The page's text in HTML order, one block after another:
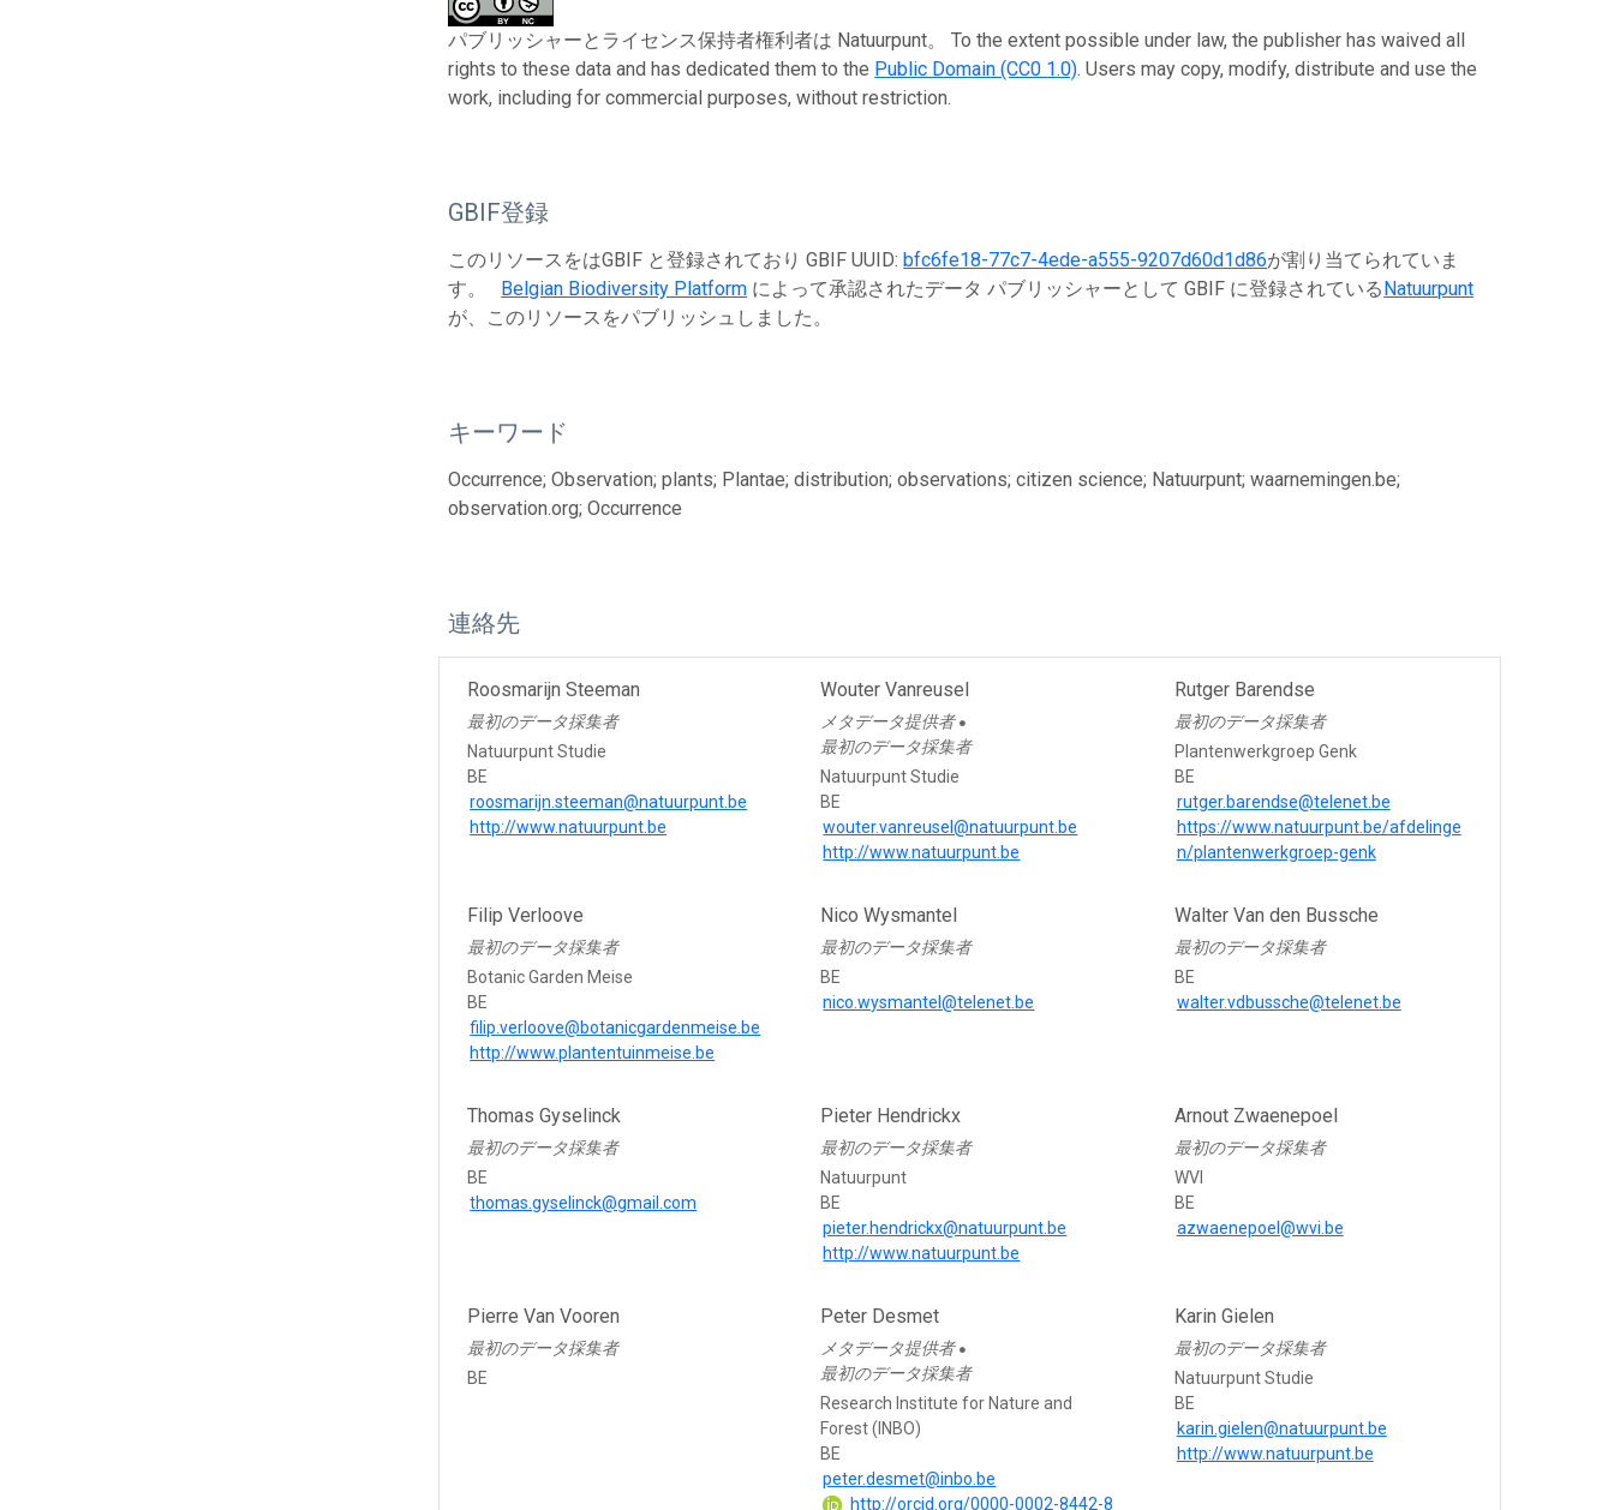
パブリッシャーとライセンス保持者権利者は Natuurpunt。 To the extent possible under law, the publisher has waived all
rights to these data and has dedicated them to the Public Domain (CC0 1.0). Users may copy, modify, distribute and use the
work, including for commercial purposes, without restriction.
GBIF登録
このリソースをはGBIF と登録されており GBIF UUID: bfc6fe18-77c7-4ede-a555-9207d60d1d86が割り当てられていま
す。
Belgian Biodiversity Platform によって承認されたデータ パブリッシャーとして GBIF に登録されている Natuurpunt
が、このリソースをパブリッシュしました。
キーワード
Occurrence; Observation; plants; Plantae; distribution; observations; citizen science; Natuurpunt; waarnemingen.be;
observation.org; Occurrence
連絡先
Roosmarijn Steeman
最初のデータ採集者
Natuurpunt Studie
BE
roosmarijn.steeman@natuurpunt.be
http://www.natuurpunt.be
Wouter Vanreusel
メタデータ提供者 ●
最初のデータ採集者
Natuurpunt Studie
BE
wouter.vanreusel@natuurpunt.be
http://www.natuurpunt.be
Rutger Barendse
最初のデータ採集者
Plantenwerkgroep Genk
BE
rutger.barendse@telenet.be
https://www.natuurpunt.be/afdelinge
n/plantenwerkgroep-genk
Filip Verloove
最初のデータ採集者
Botanic Garden Meise
BE
filip.verloove@botanicgardenmeise.be
http://www.plantentuinmeise.be
Nico Wysmantel
最初のデータ採集者
BE
nico.wysmantel@telenet.be
Walter Van den Bussche
最初のデータ採集者
BE
walter.vdbussche@telenet.be
Thomas Gyselinck
最初のデータ採集者
BE
thomas.gyselinck@gmail.com
Pieter Hendrickx
最初のデータ採集者
Natuurpunt
BE
pieter.hendrickx@natuurpunt.be
http://www.natuurpunt.be
Arnout Zwaenepoel
最初のデータ採集者
WVI
BE
azwaenepoel@wvi.be
Pierre Van Vooren
最初のデータ採集者
BE
Peter Desmet
メタデータ提供者 ●
最初のデータ採集者
Research Institute for Nature and
Forest (INBO)
BE
peter.desmet@inbo.be
http://orcid.org/0000-0002-8442-8
Karin Gielen
最初のデータ採集者
Natuurpunt Studie
BE
karin.gielen@natuurpunt.be
http://www.natuurpunt.be